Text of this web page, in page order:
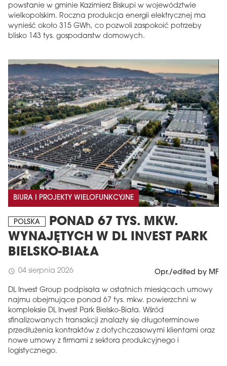
powstanie w gminie Kazimierz Biskupi w województwie
wielkopolskim. Roczna produkcja energii elektrycznej ma
wynieść około 315 GWh, co pozwoli zaspokoić potrzeby
blisko 143 tys. gospodarstw domowych.
BIURA I PROJEKTY WIELOFUNKCYJNE
POLSKA
PONAD 67 TYS. MKW.
WYNAJĘTYCH W DL INVEST PARK
BIELSKO-BIAŁA
schedule 04 sierpnia 2026 Opr./edited by MF
DL Invest Group podpisała w ostatnich miesiącach umowy
najmu obejmujące ponad 67 tys. mkw. powierzchni w
kompleksie DL Invest Park Bielsko-Biała. Wśród
sfinalizowanych transakcji znalazły się długoterminowe
przedłużenia kontraktów z dotychczasowymi klientami oraz
nowe umowy z firmami z sektora produkcyjnego i
logistycznego.